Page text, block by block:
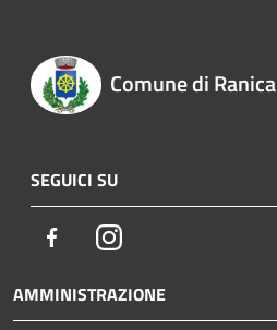
Comune di Ranica
SEGUICI SU
FacebookInstagram
AMMINISTRAZIONE